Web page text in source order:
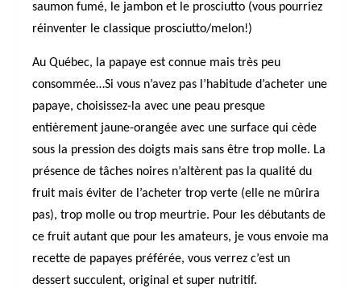
saumon fumé, le jambon et le prosciutto (vous pourriez
réinventer le classique prosciutto/melon!)
Au Québec, la papaye est connue mais très peu
consommée…Si vous n’avez pas l’habitude d’acheter une
papaye, choisissez-la avec une peau presque
entièrement jaune-orangée avec une surface qui cède
sous la pression des doigts mais sans être trop molle. La
présence de tâches noires n’altèrent pas la qualité du
fruit mais éviter de l’acheter trop verte (elle ne mûrira
pas), trop molle ou trop meurtrie. Pour les débutants de
ce fruit autant que pour les amateurs, je vous envoie ma
recette de papayes préférée, vous verrez c’est un
dessert succulent, original et super nutritif.